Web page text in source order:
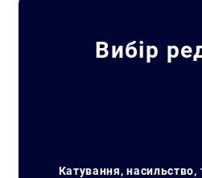
Вибір
Катування, насильство,